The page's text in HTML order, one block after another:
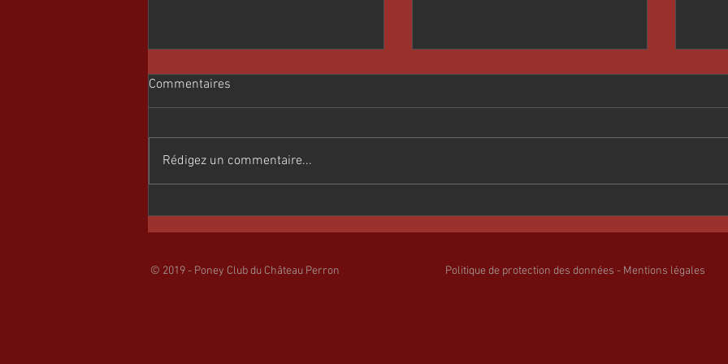
HIVER 2025/2026
ÉTÉ
Commentaires
Rédigez un commentaire...
© 2019 - Poney Club du Château Perron Politique de protection des données - Mentions légales